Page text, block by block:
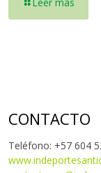
Leer más
CONTACTO
Teléfono: +57 604